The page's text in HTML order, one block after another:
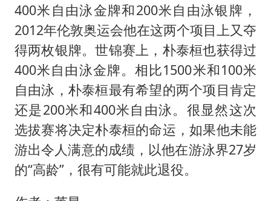
400米自由泳金牌和200米自由泳银牌，
2012年伦敦奥运会他在这两个项目上又夺
得两枚银牌。世锦赛上，朴泰桓也获得过
400米自由泳金牌。相比1500米和100米
自由泳，朴泰桓最有希望的两个项目肯定
还是200米和400米自由泳。很显然这次
选拔赛将决定朴泰桓的命运，如果他未能
游出令人满意的成绩，以他在游泳界27岁
的“高龄”，很有可能就此退役。